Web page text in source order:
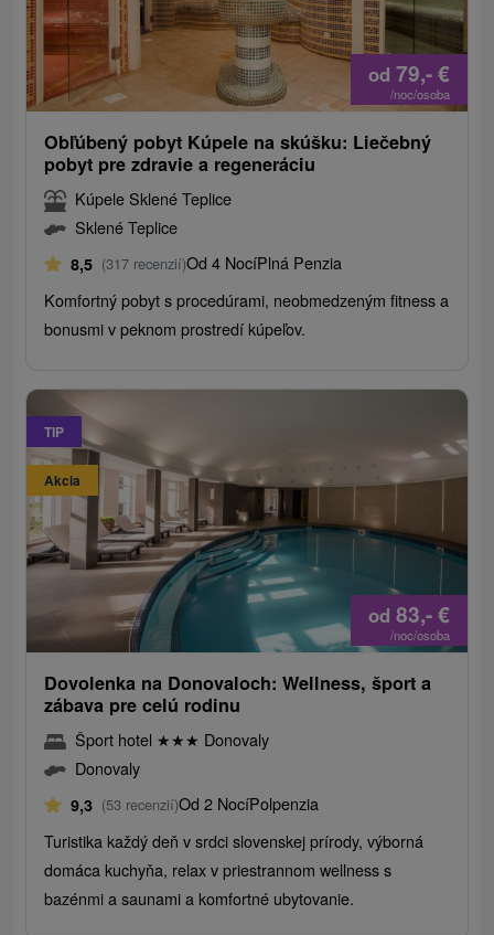
od 79,-€
/noc/osoba
Obľúbený pobyt Kúpele na skúšku: Liečebný
pobyt pre zdravie a regeneráciu
Kúpele Sklené Teplice
Sklené Teplice
8,5 (317 recenzií)Od 4 NocíPlná Penzia
Komfortný pobyt s procedúrami, neobmedzeným fitness a
bonusmi v peknom prostredí kúpeľov.
TIP
Akcia
od 83,-€
/noc/osoba
Dovolenka na Donovaloch: Wellness, šport a
zábava pre celú rodinu
Šport hotel ★★★ Donovaly
Donovaly
9,3 (53 recenzií)Od 2 NocíPolpenzia
Turistika každý deň v srdci slovenskej prírody, výborná
domáca kuchyňa, relax v priestrannom wellness s
bazénmi a saunami a komfortné ubytovanie.